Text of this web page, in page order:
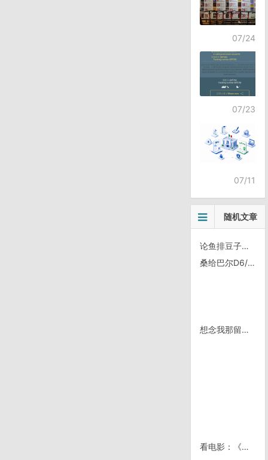
07/24
07/23
07/11
随机文章
论鱼排豆子饭的正确吃法
桑给巴尔D6/0927，Jambiani
想念我那留在美国的自行车
看电影：《极地特快》